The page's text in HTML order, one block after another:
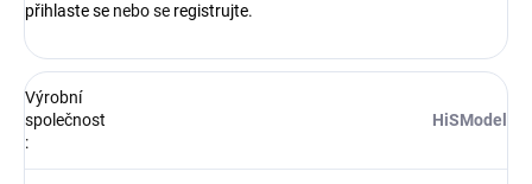
přihlaste se nebo se registrujte.
Výrobní
společnost
:
HiSModel